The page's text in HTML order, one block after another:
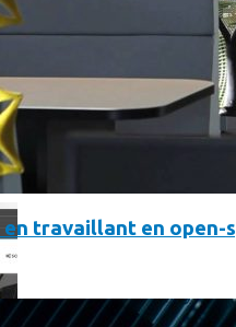
» gratuitement et légalement
travaillant en open-